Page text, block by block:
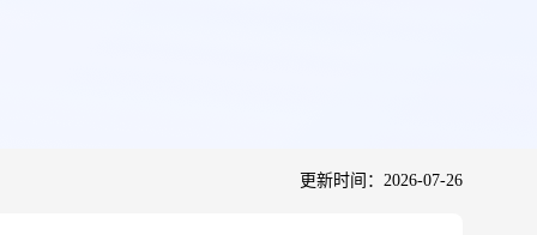
更新时间：2026-07-26